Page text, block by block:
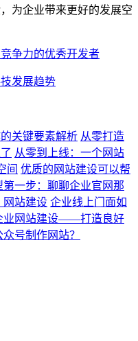
为企业带来更好的发展空
争力的优秀开发者
发展趋势
关键要素解析 从零打造
从零到上线：一个网站
间 优质的网站建设可以帮
第一步：聊聊企业官网那
网站建设 企业线上门面如
业网站建设——打造良好
号制作网站？